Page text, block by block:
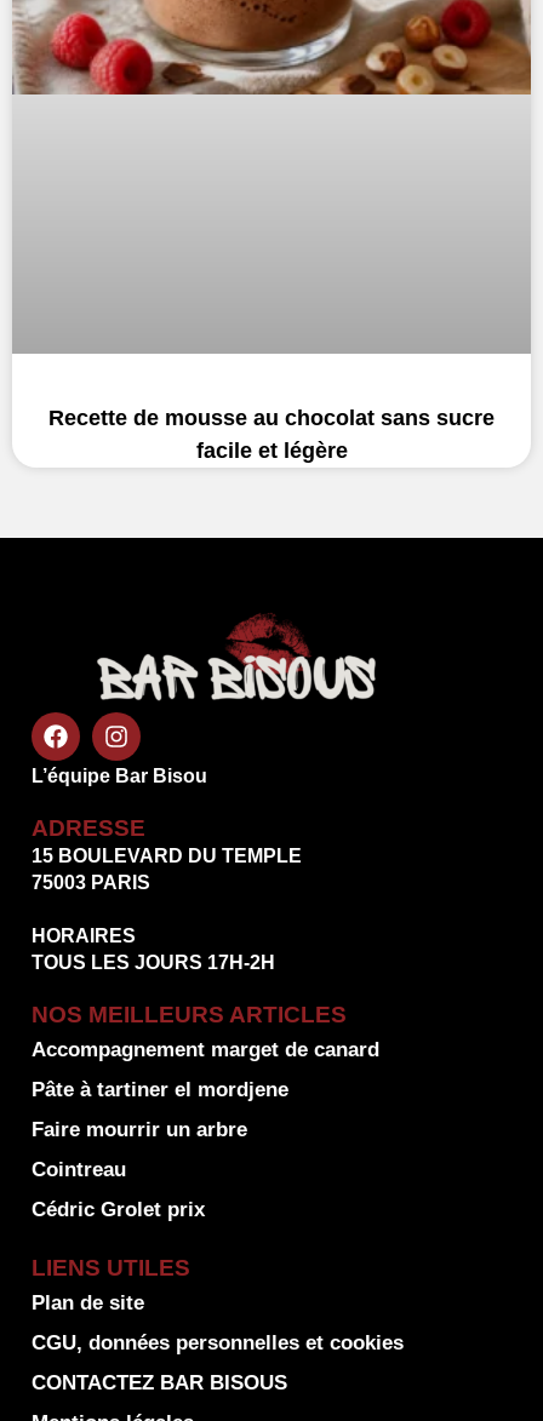
Recette de mousse au chocolat sans sucre
facile et légère
L’équipe Bar Bisou
ADRESSE
15 BOULEVARD DU TEMPLE
75003 PARIS
HORAIRES
TOUS LES JOURS 17H-2H
NOS MEILLEURS ARTICLES
Accompagnement marget de canard
Pâte à tartiner el mordjene
Faire mourrir un arbre
Cointreau
Cédric Grolet prix
LIENS UTILES
Plan de site
CGU, données personnelles et cookies
CONTACTEZ BAR BISOUS